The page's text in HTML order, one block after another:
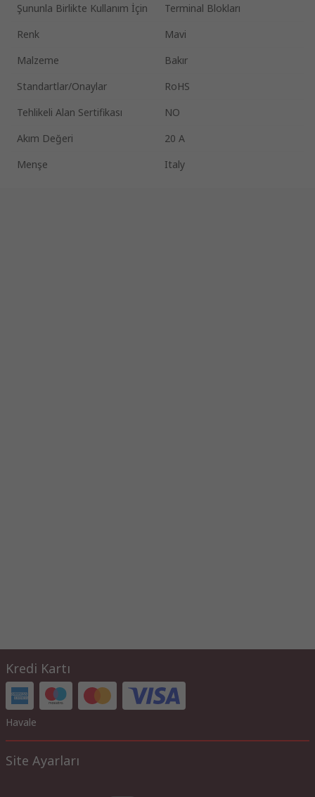
Şununla Birlikte Kullanım İçin
Terminal Blokları
Renk
Mavi
Malzeme
Bakır
Standartlar/Onaylar
RoHS
Tehlikeli Alan Sertifikası
NO
Akım Değeri
20 A
Menşe
Italy
Kredi Kartı
Havale
Site Ayarları